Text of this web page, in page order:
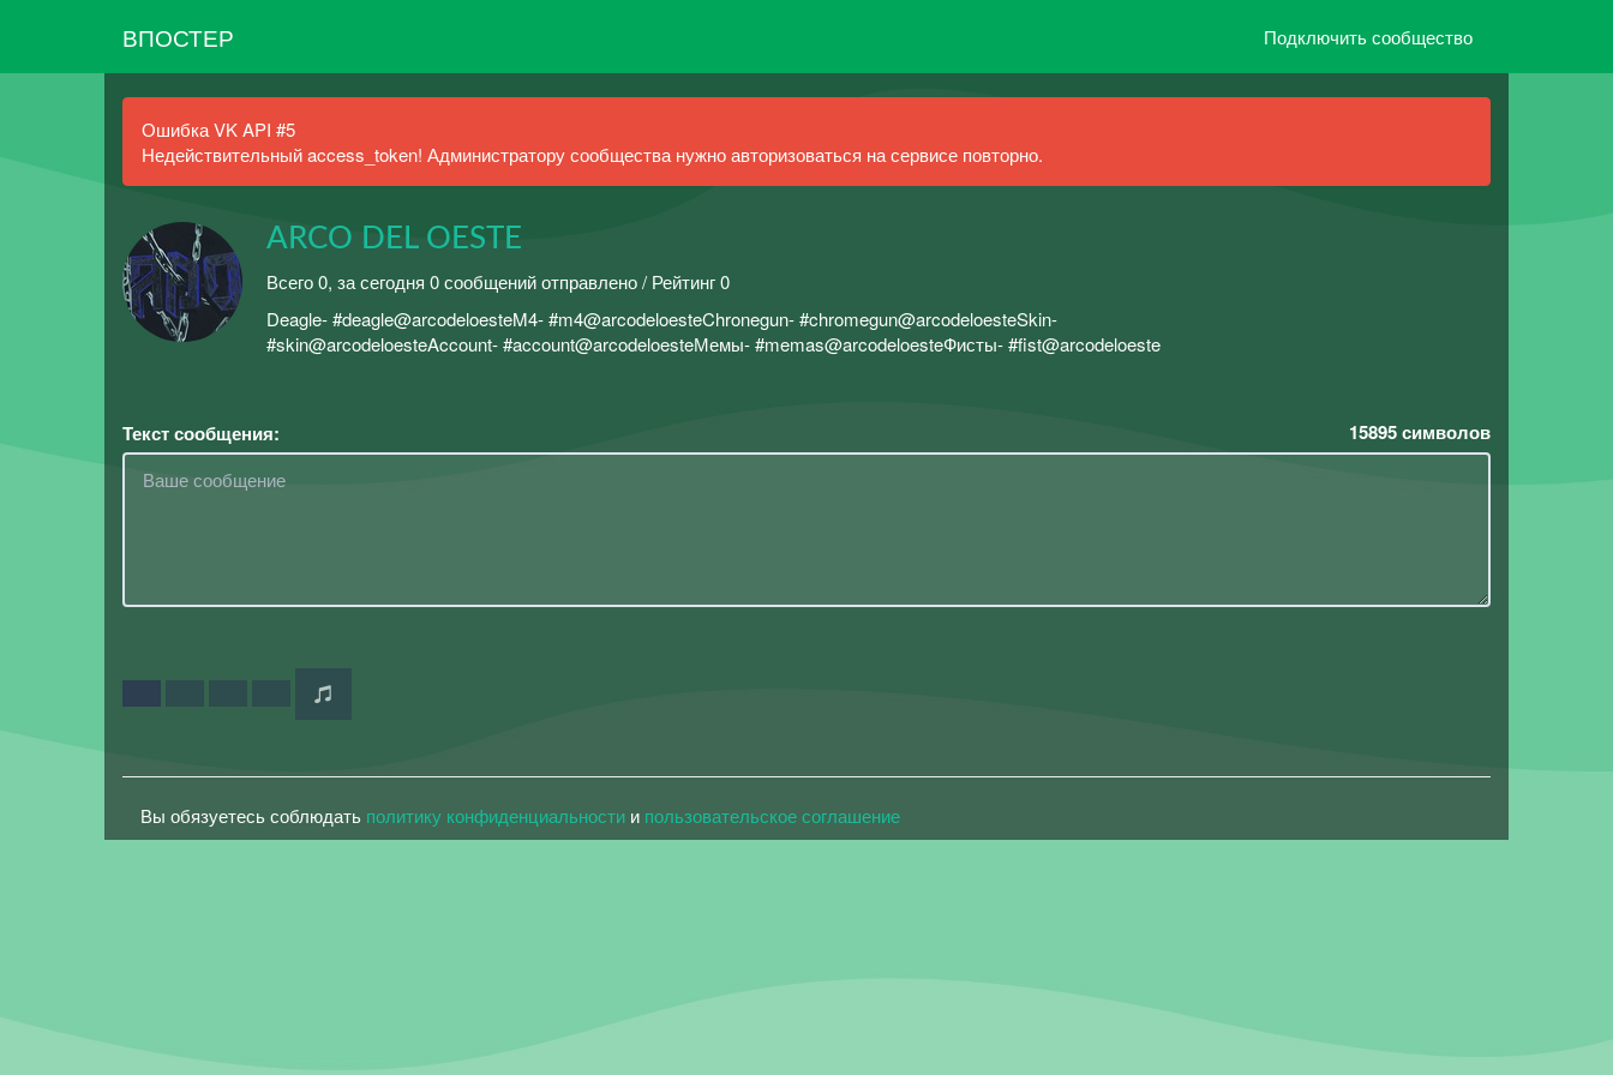
ВПОСТЕР Подключить сообщество
Ошибка VK API #5
Недействительный access_token! Администратору сообщества нужно авторизоваться на сервисе повторно.
ARCO DEL OESTE
Всего 0, за сегодня 0 сообщений отправлено / Рейтинг 0
Deagle- #deagle@arcodeloesteM4- #m4@arcodeloesteChronegun- #chromegun@arcodeloesteSkin-
#skin@arcodeloesteAccount- #account@arcodeloesteМемы- #memas@arcodeloesteФисты- #fist@arcodeloeste
Текст сообщения: 15895символов
Вы обязуетесь соблюдать политику конфиденциальности и пользовательское соглашение